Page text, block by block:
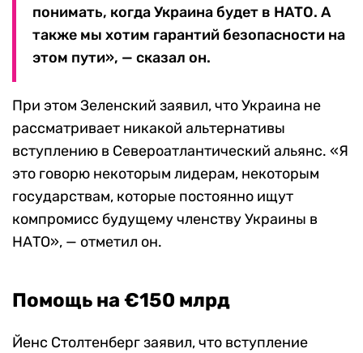
понимать, когда Украина будет в НАТО. А
также мы хотим гарантий безопасности на
этом пути», — сказал он.
При этом Зеленский заявил, что Украина не
рассматривает никакой альтернативы
вступлению в Североатлантический альянс. «Я
это говорю некоторым лидерам, некоторым
государствам, которые постоянно ищут
компромисс будущему членству Украины в
НАТО», — отметил он.
Помощь на €150 млрд
Йенс Столтенберг заявил, что вступление